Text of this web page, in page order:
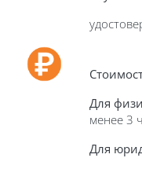
Для
менее 3
Для